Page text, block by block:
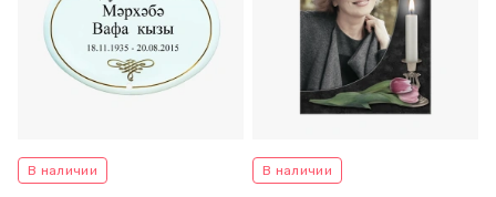
В наличии В наличии